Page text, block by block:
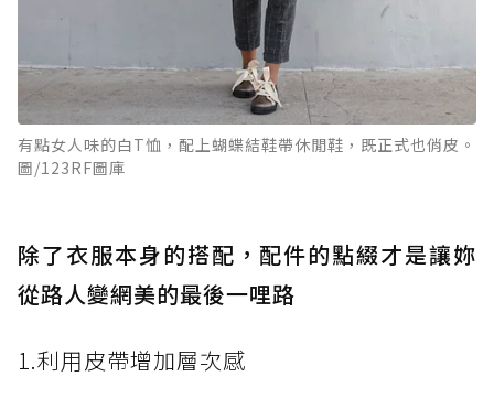
有點女人味的白T恤，配上蝴蝶結鞋帶休閒鞋，既正式也俏皮。
圖/123RF圖庫
除了衣服本身的搭配，配件的點綴才是讓妳
從路人變網美的最後一哩路
1.利用皮帶增加層次感